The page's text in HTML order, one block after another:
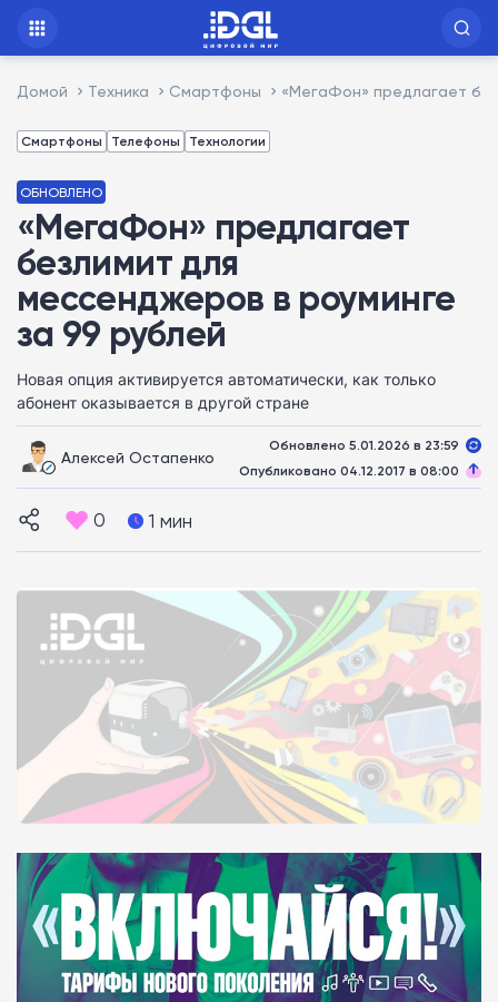
Домой Техника Смартфоны «МегаФон» предлагает
Смартфоны Телефоны Технологии
ОБНОВЛЕНО
«МегаФон» предлагает
безлимит для
мессенджеров в роуминге
за 99 рублей
Новая опция активируется автоматически, как только
абонент оказывается в другой стране
Алексей Остапенко
Обновлено 5.01.2026 в 23:59
Опубликовано 04.12.2017 в 08:00
0 1 мин